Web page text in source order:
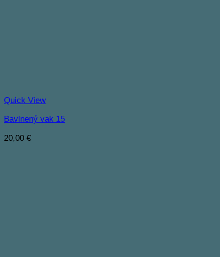
Quick View
Bavlnený vak 15
20,00 €